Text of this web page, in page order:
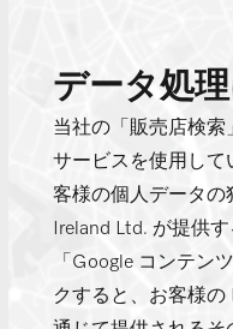
データ処
当社の「販売店検索
サービスを使用して
客様の個人データの
Ireland Ltd. が提供
「Google コンテン
クすると、お客様